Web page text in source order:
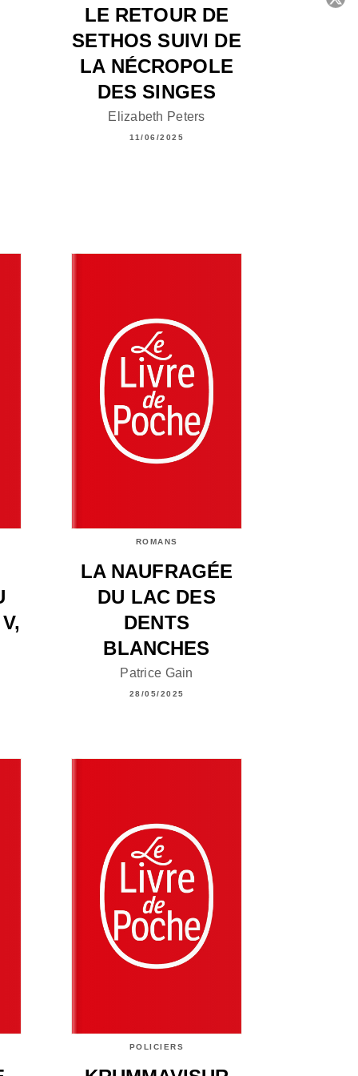
LE RETOUR DE
SETHOS SUIVI DE
LA NÉCROPOLE
DES SINGES
Elizabeth Peters
11/06/2025
ROMANS
LA NAUFRAGÉE
DU LAC DES
DENTS
BLANCHES
Patrice Gain
28/05/2025
POLICIERS